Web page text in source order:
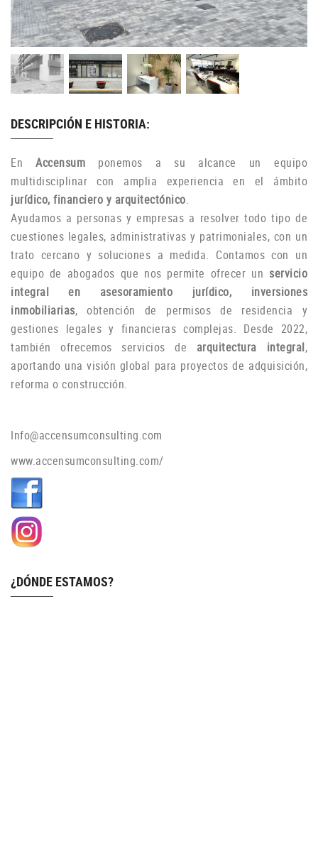
DESCRIPCIÓN E HISTORIA:
En Accensum ponemos a su alcance un equipo
multidisciplinar con amplia experiencia en el ámbito
jurídico, financiero y arquitectónico.
Ayudamos a personas y empresas a resolver todo tipo de
cuestiones legales, administrativas y patrimoniales, con un
trato cercano y soluciones a medida. Contamos con un
equipo de abogados que nos permite ofrecer un servicio
integral en asesoramiento jurídico, inversiones
inmobiliarias, obtención de permisos de residencia y
gestiones legales y financieras complejas. Desde 2022,
también ofrecemos servicios de arquitectura integral,
aportando una visión global para proyectos de adquisición,
reforma o construcción.
Info@accensumconsulting.com
www.accensumconsulting.com/
¿DÓNDE ESTAMOS?